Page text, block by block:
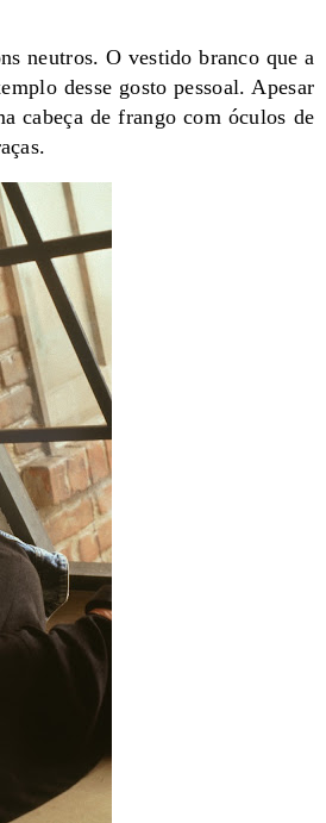
neutros. O vestido branco que a
desse gosto pessoal. Apesar
cabeça de frango com óculos de